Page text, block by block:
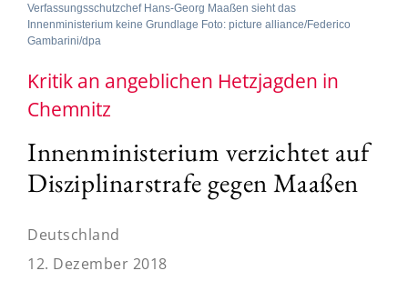
Verfassungsschutzchef Hans-Georg Maaßen sieht das
Innenministerium keine Grundlage Foto: picture alliance/Federico
Gambarini/dpa
Kritik an angeblichen Hetzjagden in
Chemnitz
Innenministerium verzichtet auf
Disziplinarstrafe gegen Maaßen
Deutschland
12. Dezember 2018